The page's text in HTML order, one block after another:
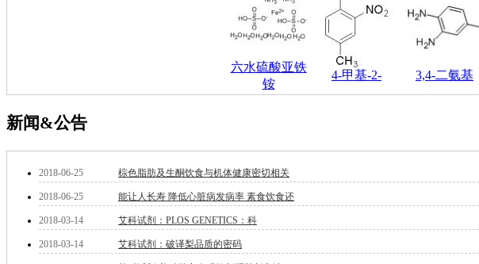
分析试剂
基准试剂
对照品
指示剂
染料中间体
染色剂
标准品
色谱试剂
分子筛
六水硫酸亚铁
铵
4-甲基-2- 3,4-二氨基
新闻&公告
2018-06-25 棕色脂肪及生酮饮食与机体健康密切相关
2018-06-25 能让人长寿 降低心脏病发病率 素食饮食还
2018-03-14 艾科试剂：PLOS GENETICS：科
2018-03-14 艾科试剂：破译梨品质的密码